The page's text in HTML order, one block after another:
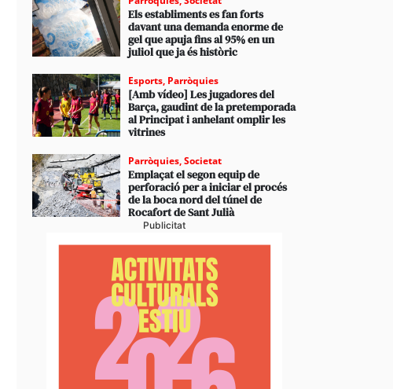
Els establiments es fan forts
davant una demanda enorme de
gel que apuja fins al 95% en un
juliol que ja és històric
Esports, Parròquies
[Amb vídeo] Les jugadores del
Barça, gaudint de la pretemporada
al Principat i anhelant omplir les
vitrines
Parròquies,Societat
Emplaçat el segon equip de
perforació per a iniciar el procés
de la boca nord del túnel de
Rocafort de Sant Julià
Publicitat